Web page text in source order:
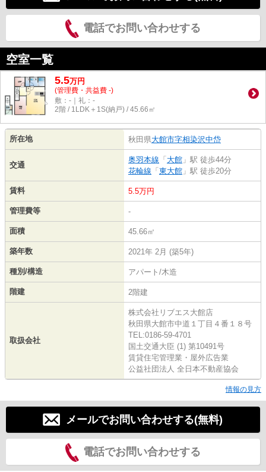
電話でお問い合わせする
空室一覧
5.5万円
(管理費・共益費 -)
敷：-｜礼：-
2階 / 1LDK＋1S(納戸) / 45.66㎡
所在地 秋田県大館市字相染沢中岱
交通
奥羽本線 「 大館 」駅 徒歩44分
花輪線 「 東大館 」駅 徒歩20分
賃料 5.5万円
管理費等 -
面積 45.66㎡
築年数 2021年 2月 (築5年)
種別/構造 アパート/木造
階建 2階建
取扱会社
株式会社リブエス大館店
秋田県大館市中道１丁目４番１８号
TEL:0186-59-4701
国土交通大臣 (1) 第10491号
賃貸住宅管理業・屋外広告業
公益社団法人 全日本不動産協会
情報の見方
メールでお問い合わせする(無料)
電話でお問い合わせする